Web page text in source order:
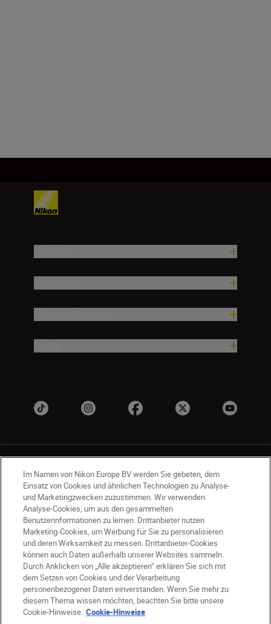
CH Nikon Sites
Kontaktieren Sie uns
Datenschutzhinweis
Nutzungsbedingungen
Geschäftsbedingungen des Nikon Stores
Cookie-Hinweise
Barrierefreiheit
Cookie-Einstellungen
© 2026 Nikon
Im Namen von Nikon Europe BV werden Sie gebeten, dem
Einsatz von Cookies und ähnlichen Technologien zu Analyse-
und Marketingzwecken zuzustimmen. Wir verwenden
Analyse-Cookies, um aus den gesammelten
Benutzerinformationen zu lernen. Drittanbieter nutzen
Marketing-Cookies, um Werbung für Sie zu personalisieren
und deren Wirksamkeit zu messen. Drittanbieter-Cookies
können auch Daten außerhalb unserer Websites sammeln.
Durch Anklicken von „Alle akzeptieren“ erklären Sie sich mit
dem Setzen von Cookies und der Verarbeitung
personenbezogener Daten einverstanden. Wenn Sie mehr zu
diesem Thema wissen möchten, beachten Sie bitte unsere
Cookie-Hinweise. Cookie-Hinweise